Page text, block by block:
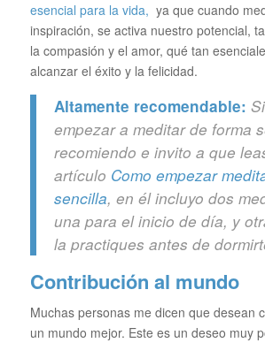
esencial para la vida, ya que cuando
inspiración, se activa nuestro potencial,
la compasión y el amor, qué tan
alcanzar el éxito y la felicidad.
Altamente recomendable:
empezar a meditar de forma
recomiendo e invito a que
artículo Como empezar
sencilla, en él incluyo dos
una para el inicio de día, y
la practiques antes de
Contribución al mundo
Muchas personas me dicen que desean
un mundo mejor. Este es un deseo muy